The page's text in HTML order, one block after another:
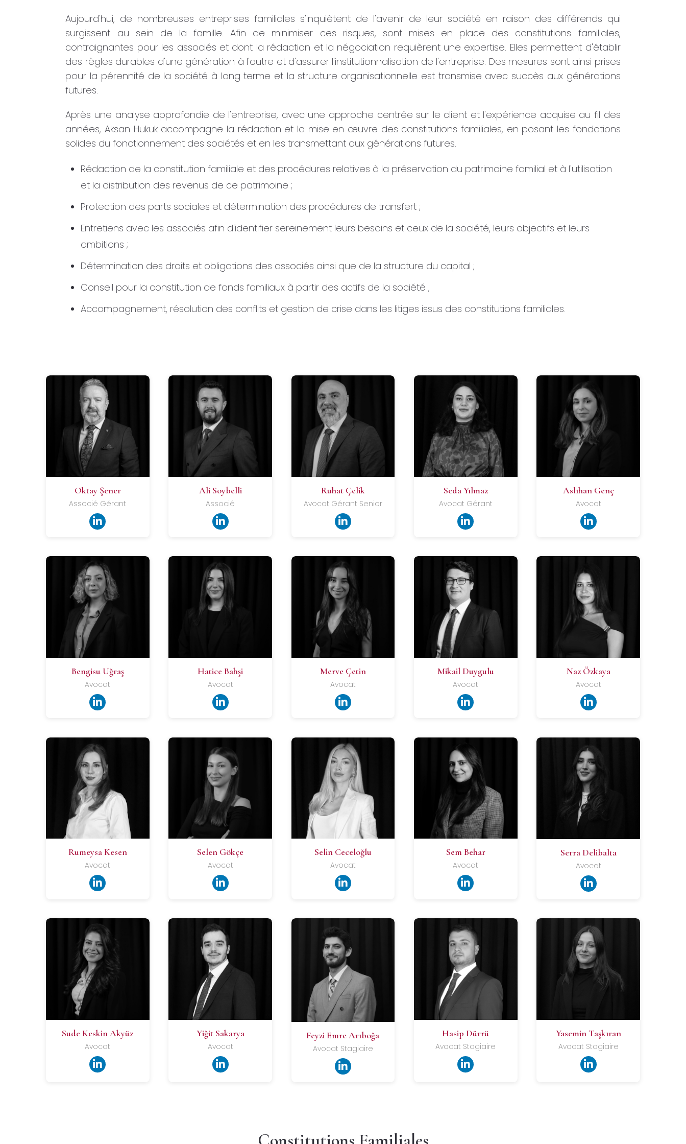
Aujourd'hui, de nombreuses entreprises familiales s'inquiètent de l'avenir de leur société en raison des différends qui
surgissent au sein de la famille. Afin de minimiser ces risques, sont mises en place des constitutions familiales,
contraignantes pour les associés et dont la rédaction et la négociation requièrent une expertise. Elles permettent d'établir
des règles durables d'une génération à l'autre et d'assurer l'institutionnalisation de l'entreprise. Des mesures sont ainsi prises
pour la pérennité de la société à long terme et la structure organisationnelle est transmise avec succès aux générations
futures.
Après une analyse approfondie de l'entreprise, avec une approche centrée sur le client et l'expérience acquise au fil des
années, Aksan Hukuk accompagne la rédaction et la mise en œuvre des constitutions familiales, en posant les fondations
solides du fonctionnement des sociétés et en les transmettant aux générations futures.
Rédaction de la constitution familiale et des procédures relatives à la préservation du patrimoine familial et à l'utilisation
et la distribution des revenus de ce patrimoine ;
Protection des parts sociales et détermination des procédures de transfert ;
Entretiens avec les associés afin d'identifier sereinement leurs besoins et ceux de la société, leurs objectifs et leurs
ambitions ;
Détermination des droits et obligations des associés ainsi que de la structure du capital ;
Conseil pour la constitution de fonds familiaux à partir des actifs de la société ;
Accompagnement, résolution des conflits et gestion de crise dans les litiges issus des constitutions familiales.
Oktay Şener
Associé Gérant
Ali Soybelli
Associé
Ruhat Çelik
Avocat Gérant Senior
Seda Yılmaz
Avocat Gérant
Aslıhan Genç
Avocat
Bengisu Uğraş
Avocat
Hatice Bahşi
Avocat
Merve Çetin
Avocat
Mikail Duygulu
Avocat
Naz Özkaya
Avocat
Rumeysa Kesen
Avocat
Selen Gökçe
Avocat
Selin Ceceloğlu
Avocat
Sem Behar
Avocat
Serra Delibalta
Avocat
Sude Keskin Akyüz
Avocat
Yiğit Sakarya
Avocat
Feyzi Emre Arıboğa
Avocat Stagiaire
Hasip Dürrü
Avocat Stagiaire
Yasemin Taşkıran
Avocat Stagiaire